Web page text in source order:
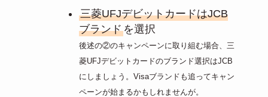
三菱UFJデビットカードはJCB
ブランドを選択
後述の②のキャンペーンに取り組む場合、三
菱UFJデビットカードのブランド選択はJCB
にしましょう。Visaブランドも追ってキャン
ペーンが始まるかもしれませんが。